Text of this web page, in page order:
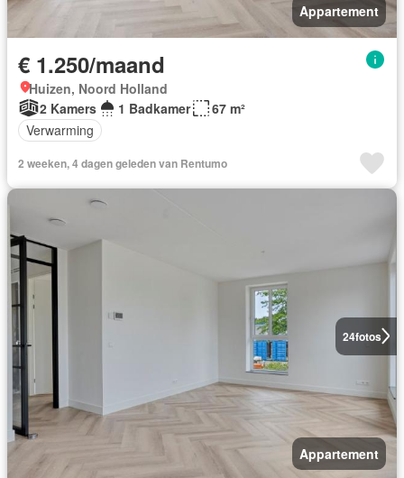
Appartement
€ 1.250/maand
Huizen, Noord Holland
2 Kamers
1 Badkamer
67 m²
Verwarming
2 weeken, 4 dagen geleden van Rentumo
24fotos
Appartement